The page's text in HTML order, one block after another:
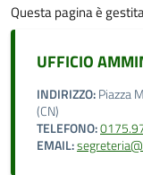
Questa pagina è
UFFICIO
INDIRIZZO:Piazza
(CN)
TELEFONO:
EMAIL: